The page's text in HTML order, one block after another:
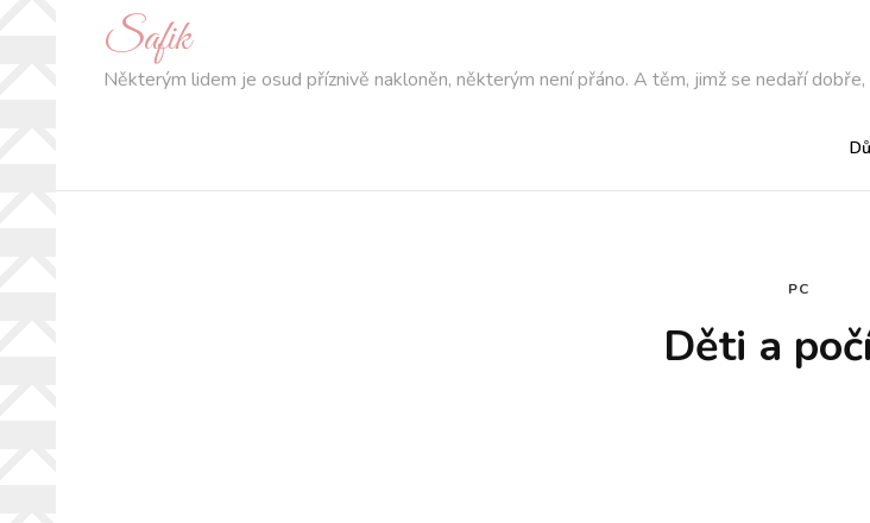
Safik
Některým lidem je osud příznivě nakloněn, některým není přáno. A těm, jimž se nedaří
PC
Děti a